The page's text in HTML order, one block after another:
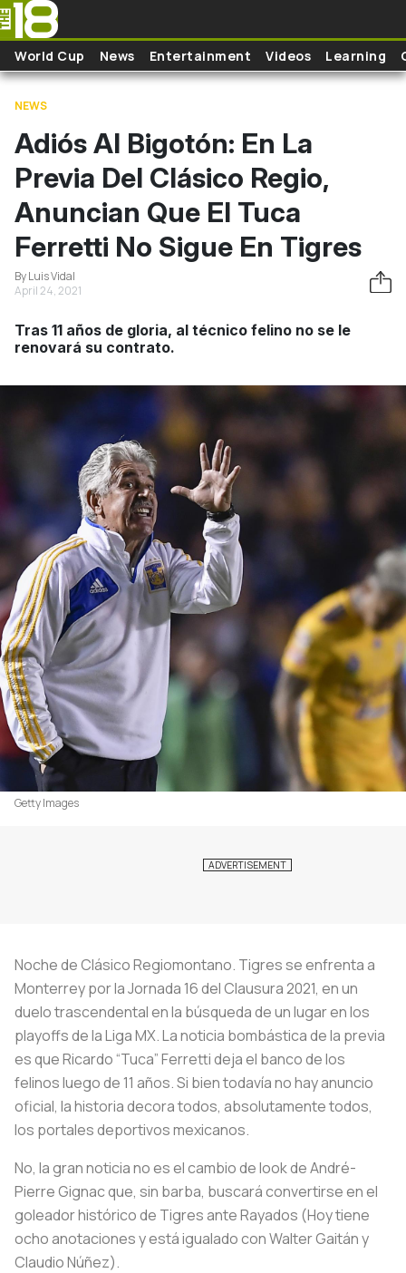
Skip to main content
World Cup News Entertainment Videos Learning
NEWS
Adiós Al Bigotón: En La
Previa Del Clásico Regio,
Anuncian Que El Tuca
Ferretti No Sigue En Tigres
By Luis Vidal
April 24, 2021
Tras 11 años de gloria, al técnico felino no se le
renovará su contrato.
Getty Images
Noche de Clásico Regiomontano. Tigres se enfrenta a
Monterrey por la Jornada 16 del Clausura 2021, en un
duelo trascendental en la búsqueda de un lugar en los
playoffs de la Liga MX. La noticia bombástica de la previa
es que Ricardo “Tuca” Ferretti deja el banco de los
felinos luego de 11 años. Si bien todavía no hay anuncio
oficial, la historia decora todos, absolutamente todos,
los portales deportivos mexicanos.
No, la gran noticia no es el cambio de look de André-
Pierre Gignac que, sin barba, buscará convertirse en el
goleador histórico de Tigres ante Rayados (Hoy tiene
ocho anotaciones y está igualado con Walter Gaitán y
Claudio Núñez).